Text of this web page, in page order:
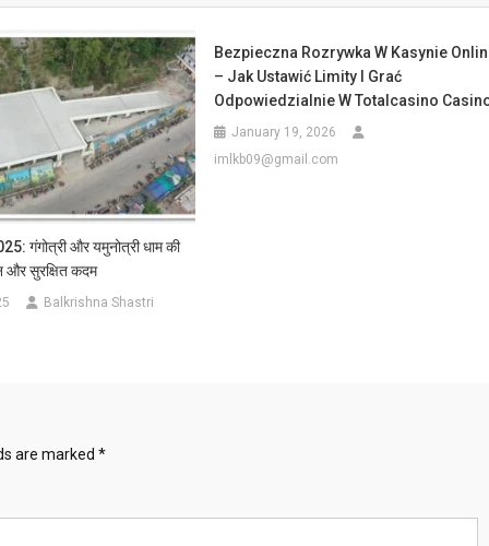
गंगोत्री और यमुनोत्री धाम की
और सुरक्षित कदम
Balkrishna Shastri
Bezpieczna Rozrywka W Kasynie
– Jak Ustawić Limity I Grać
Odpowiedzialnie W Totalcasino
January 19, 2026
imlkb09@gmail.com
are marked *